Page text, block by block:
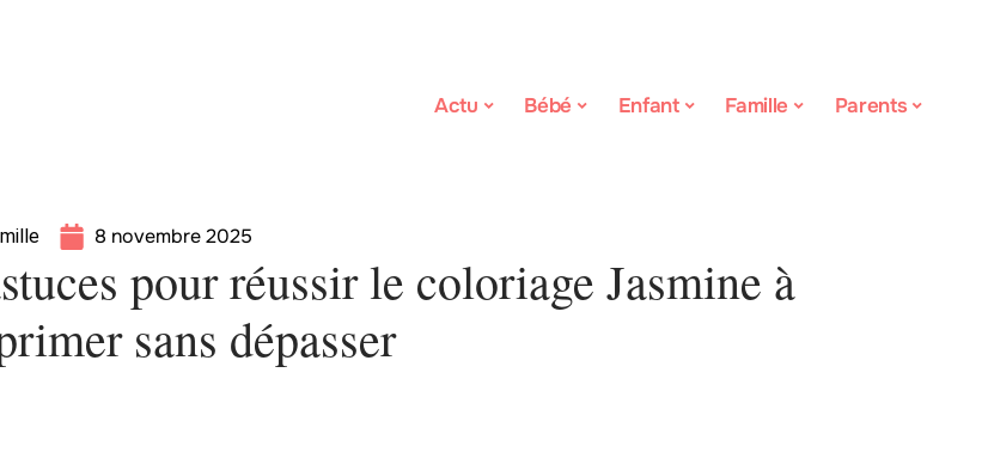
Actu Bébé Enfant Famille Parents
8 novembre 2025
pour réussir le coloriage Jasmine à
sans dépasser